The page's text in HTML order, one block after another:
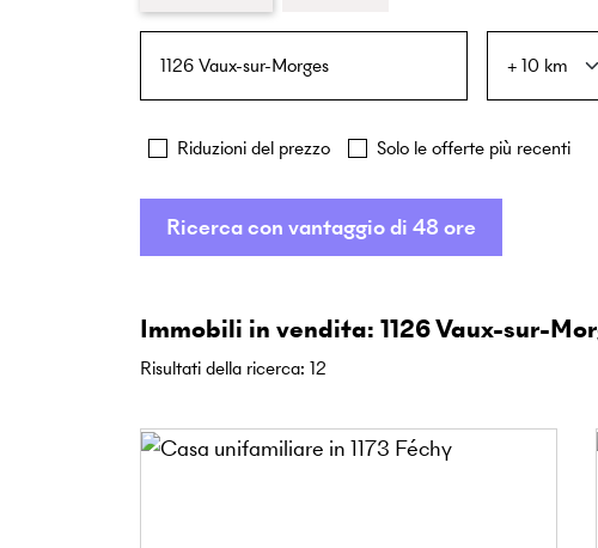
Riduzioni del prezzo Solo le offerte più recenti
Ricerca con vantaggio di 48 ore
Immobili in vendita: 1126 Vaux-sur-
Risultati della ricerca: 12